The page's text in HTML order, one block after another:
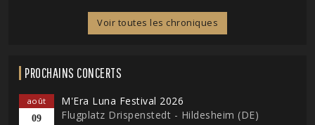
Voir toutes les chroniques
PROCHAINS CONCERTS
août
09
M'Era Luna Festival 2026
Flugplatz Drispenstedt - Hildesheim (DE)